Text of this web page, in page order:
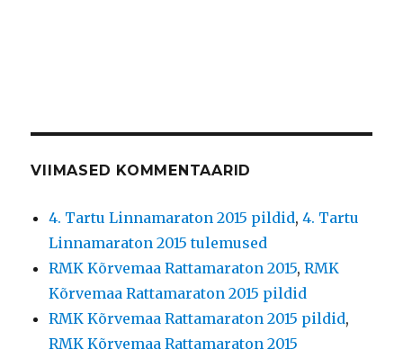
VIIMASED KOMMENTAARID
4. Tartu Linnamaraton 2015 pildid,4. Tartu
Linnamaraton 2015 tulemused
RMK Kõrvemaa Rattamaraton 2015,RMK
Kõrvemaa Rattamaraton 2015 pildid
RMK Kõrvemaa Rattamaraton 2015 pildid,
RMK Kõrvemaa Rattamaraton 2015